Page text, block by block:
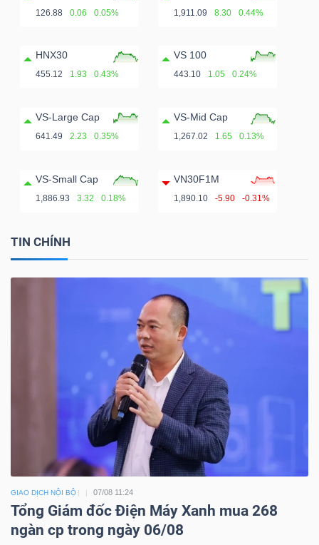
126.88 0.06 0.05% 1,911.09 8.30 0.44%
HNX30
455.12 1.93 0.43%
VS 100
443.10 1.05 0.24%
VS-Large Cap
641.49 2.23 0.35%
VS-Mid Cap
1,267.02 1.65 0.13%
VS-Small Cap
1,886.93 3.32 0.18%
VN30F1M
1,890.10 -5.90 -0.31%
TIN CHÍNH
GIAO DỊCH NỘI BỘ 07/08 11:24
Tổng Giám đốc Điện Máy Xanh mua 268
ngàn cp trong ngày 06/08